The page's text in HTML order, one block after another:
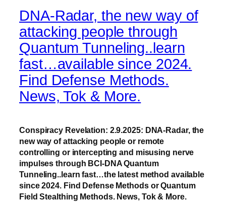
DNA-Radar, the new way of
attacking people through
Quantum Tunneling..learn
fast…available since 2024.
Find Defense Methods.
News, Tok & More.
Conspiracy Revelation: 2.9.2025: DNA-Radar, the
new way of attacking people or remote
controlling or intercepting and misusing nerve
impulses through BCI-DNA Quantum
Tunneling..learn fast…the latest method available
since 2024. Find Defense Methods or Quantum
Field Stealthing Methods. News, Tok & More.